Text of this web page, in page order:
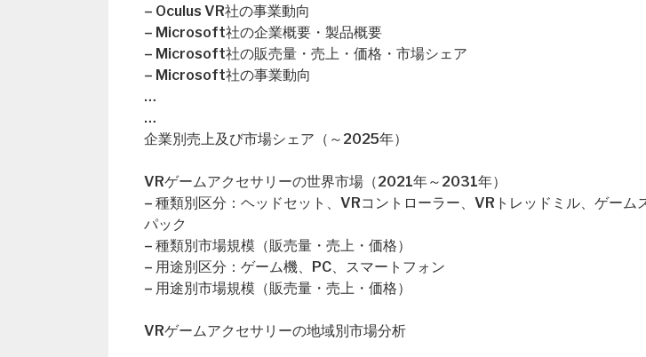
– Oculus VR社の事業動向
– Microsoft社の企業概要・製品概要
– Microsoft社の販売量・売上・価格・市場シェア
– Microsoft社の事業動向
…
…
企業別売上及び市場シェア（～2025年）
VRゲームアクセサリーの世界市場（2021年～2031年）
– 種類別区分：ヘッドセット、VRコントローラー、VRトレッドミル、ゲーム
パック
– 種類別市場規模（販売量・売上・価格）
– 用途別区分：ゲーム機、PC、スマートフォン
– 用途別市場規模（販売量・売上・価格）
VRゲームアクセサリーの地域別市場分析